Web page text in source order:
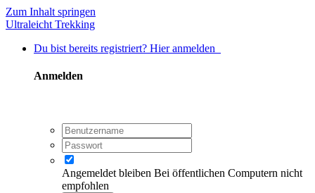
Zum Inhalt springen
Ultraleicht Trekking
Du bist bereits registriert? Hier anmelden
Anmelden
Angemeldet bleiben Bei öffentlichen Computern nicht
empfohlen